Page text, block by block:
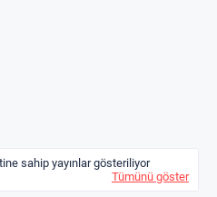
sahip yayınlar gösteriliyor
Tümünü göster